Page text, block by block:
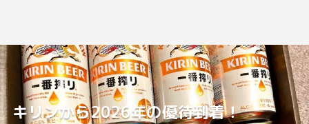
キリンから2026年の優待到着！